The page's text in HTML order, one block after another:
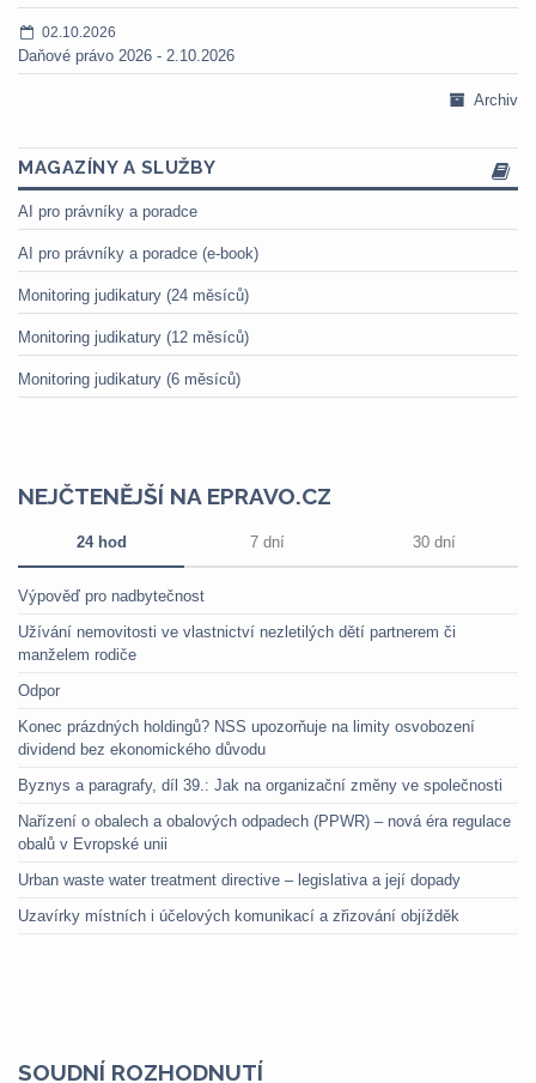
02.10.2026
Daňové právo 2026 - 2.10.2026
Archiv
MAGAZÍNY A SLUŽBY
AI pro právníky a poradce
AI pro právníky a poradce (e-book)
Monitoring judikatury (24 měsíců)
Monitoring judikatury (12 měsíců)
Monitoring judikatury (6 měsíců)
NEJČTENĚJŠÍ NA EPRAVO.CZ
24 hod 7 dní 30 dní
Výpověď pro nadbytečnost
Užívání nemovitosti ve vlastnictví nezletilých dětí partnerem či
manželem rodiče
Odpor
Konec prázdných holdingů? NSS upozorňuje na limity osvobození
dividend bez ekonomického důvodu
Byznys a paragrafy, díl 39.: Jak na organizační změny ve společnosti
Nařízení o obalech a obalových odpadech (PPWR) – nová éra regulace
obalů v Evropské unii
Urban waste water treatment directive – legislativa a její dopady
Uzavírky místních i účelových komunikací a zřizování objížděk
SOUDNÍ ROZHODNUTÍ